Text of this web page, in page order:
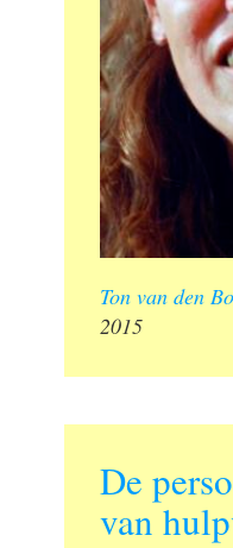
Ton van den
2015
De
van